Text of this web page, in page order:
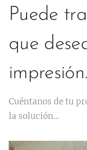
Puede
que
Cuéntanos de tu
la solución...